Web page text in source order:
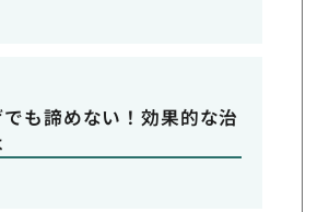
も諦めない！効果的な治